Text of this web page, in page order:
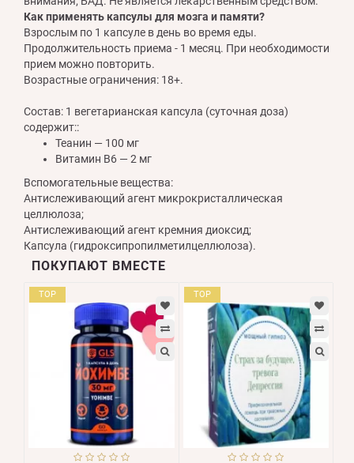
Как применять капсулы для мозга и памяти?
Взрослым по 1 капсуле в день во время еды.
Продолжительность приема - 1 месяц. При необходимости
прием можно повторить.
Возрастные ограничения: 18+.
Состав: 1 вегетарианская капсула (суточная доза)
содержит::
Теанин — 100 мг
Витамин В6 — 2 мг
Вспомогательные вещества:
Антислеживающий агент микрокристаллическая
целлюлоза;
Антислеживающий агент кремния диоксид;
Капсула (гидроксипропилметилцеллюлоза).
ПОКУПАЮТ ВМЕСТЕ
TOP TOP